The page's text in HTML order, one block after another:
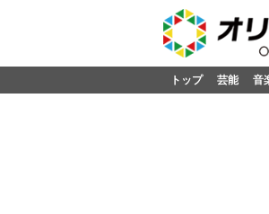
トップ 芸能 音